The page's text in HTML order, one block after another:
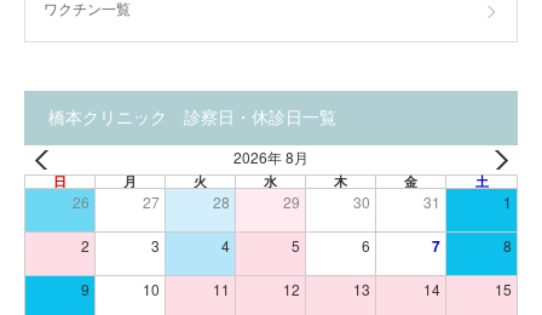
ワクチン一覧
橋本クリニック 診察日・休診日一覧
2026年 8月
日 月 火 水 木 金 土
26 27 28 29 30 31 1
2 3 4 5 6 7 8
9 10 11 12 13 14 15